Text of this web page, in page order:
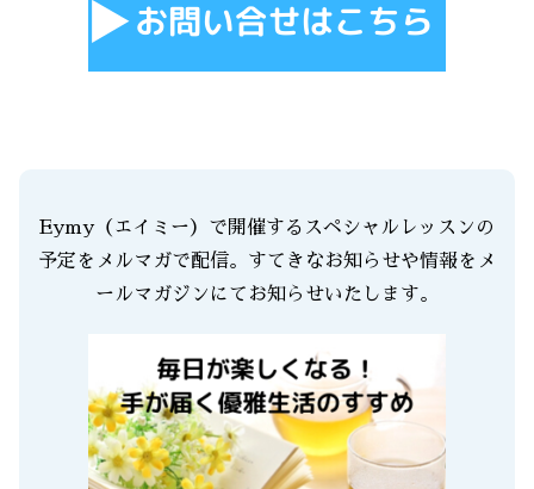
Eymy（エイミー）で開催するスペシャルレッスンの
予定をメルマガで配信。すてきなお知らせや情報をメ
ールマガジンにてお知らせいたします。